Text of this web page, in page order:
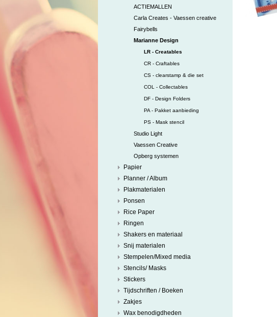
ACTIEMALLEN
Carla Creates - Vaessen creative
Fairybells
Marianne Design
LR - Creatables
CR - Craftables
CS - clearstamp & die set
COL - Collectables
DF - Design Folders
PA - Pakket aanbieding
PS - Mask stencil
Studio Light
Vaessen Creative
Opberg systemen
Papier
Planner / Album
Plakmaterialen
Ponsen
Rice Paper
Ringen
Shakers en materiaal
Snij materialen
Stempelen/Mixed media
Stencils/ Masks
Stickers
Tijdschriften / Boeken
Zakjes
Wax benodigdheden